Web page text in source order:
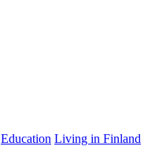
Education Living in Finland